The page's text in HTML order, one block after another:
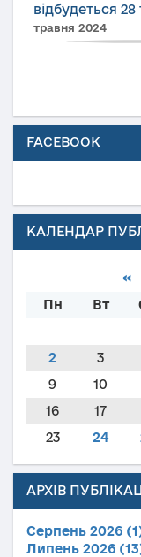
відбудеться
травня 2024
FACEBOOK
КАЛЕНДАР
«
Пн Вт
2
3
9
10
16
17
23
24
АРХІВ
Серпень 2026
Липень 2026